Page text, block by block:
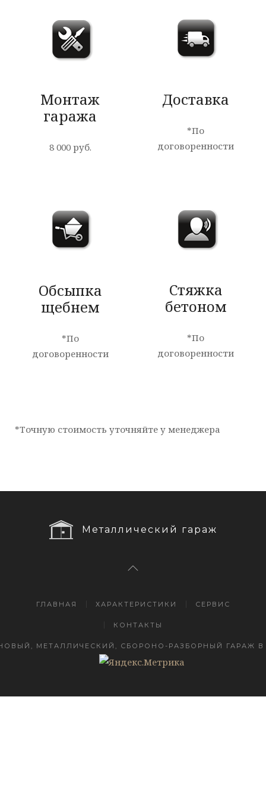
Монтаж
гаража
8 000 руб.
Доставка
*По
договоренности
Обсыпка
щебнем
*По
договоренности
Стяжка
бетоном
*По
договоренности
*Точную стоимость уточняйте у менеджера
Металлический гараж
ГЛАВНАЯ ХАРАКТЕРИСТИКИ СЕРВИС
КОНТАКТЫ
МЕТАЛЛИЧЕСКИЙ, СБОРОНО-РАЗБОРНЫЙ ГАРАЖ